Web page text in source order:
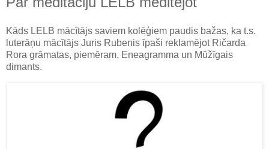
Kāds LELB mācītājs saviem kolēģiem paudis bažas, ka t.s.
luterāņu mācītājs Juris Rubenis īpaši reklamējot Ričarda
Rora grāmatas, piemēram, Eneagramma un Mūžīgais
dimants.